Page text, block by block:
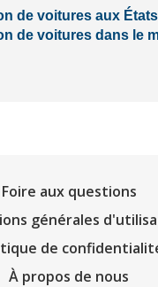
de voitures aux
de voitures dans le
Foire aux questions
générales
de
À propos de nous